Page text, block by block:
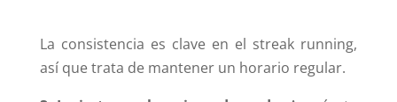
La consistencia es clave en el streak running,
así que trata de mantener un horario regular.